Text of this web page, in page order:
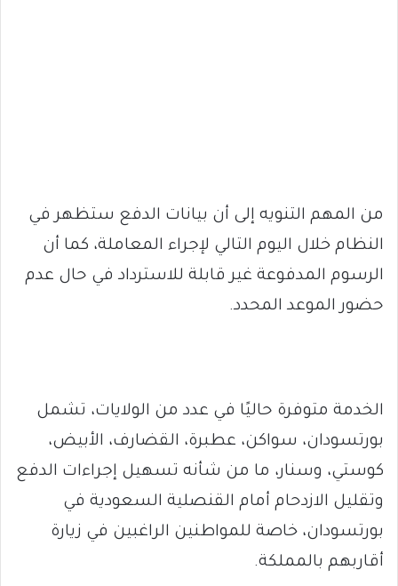
من المهم التنويه إلى أن بيانات الدفع ستظهر في
النظام خلال اليوم التالي لإجراء المعاملة، كما أن
الرسوم المدفوعة غير قابلة للاسترداد في حال عدم
حضور الموعد المحدد.
الخدمة متوفرة حاليًا في عدد من الولايات، تشمل
بورتسودان، سواكن، عطبرة، القضارف، الأبيض،
كوستي، وسنار، ما من شأنه تسهيل إجراءات الدفع
وتقليل الازدحام أمام القنصلية السعودية في
بورتسودان، خاصة للمواطنين الراغبين في زيارة
أقاربهم بالمملكة.